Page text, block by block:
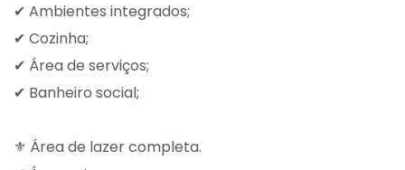
✔ Ambientes integrados;
✔ Cozinha;
✔ Área de serviços;
✔ Banheiro social;
⚜️ Área de lazer completa.